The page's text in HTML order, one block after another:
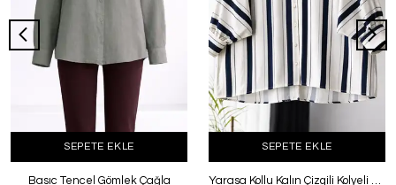
SEPETE EKLE
Basıc Tencel Gömlek Çağla
SEPETE EKLE
Yarasa Kollu Kalın Çizgili Kolyeli Saten Gömlek Ekru Laci